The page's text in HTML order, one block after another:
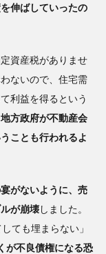
伸ばしていったの
資産税がありませ
ないので、住宅需
利益を得るという
地方政府が不動産会
ことも行われるよ
がないように、売
が崩壊しました。
ても埋まらない」
が不良債権になる恐